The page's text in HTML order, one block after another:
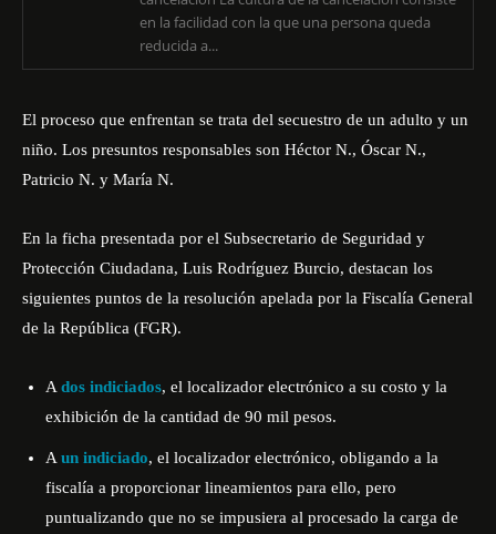
en la facilidad con la que una persona queda
reducida a...
El proceso que enfrentan se trata del secuestro de un adulto y un
niño. Los presuntos responsables son Héctor N., Óscar N.,
Patricio N. y María N.
En la ficha presentada por el Subsecretario de Seguridad y
Protección Ciudadana, Luis Rodríguez Burcio, destacan los
siguientes puntos de la resolución apelada por la Fiscalía General
de la República (FGR).
A dos indiciados, el localizador electrónico a su costo y la
exhibición de la cantidad de 90 mil pesos.
A un indiciado, el localizador electrónico, obligando a la
fiscalía a proporcionar lineamientos para ello, pero
puntualizando que no se impusiera al procesado la carga de